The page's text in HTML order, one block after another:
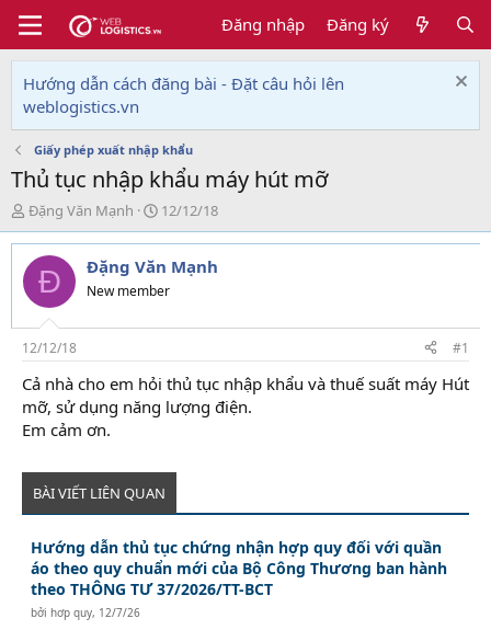
Đăng nhập Đăng ký
Hướng dẫn cách đăng bài - Đặt câu hỏi lên
weblogistics.vn
Giấy phép xuất nhập khẩu
Thủ tục nhập khẩu máy hút mỡ
T
h
r
e
d
s
t
a
r
t
e
Đặng Văn Mạnh
N
g
à
y
g
i
12/12/18
Đ Đặng Văn Mạnh
New member
12/12/18 #1
Cả nhà cho em hỏi thủ tục nhập khẩu và thuế suất máy Hút
mỡ, sử dụng năng lượng điện.
Em cảm ơn.
BÀI VIẾT LIÊN QUAN
Hướng dẫn thủ tục chứng nhận hợp quy đối với quần
áo theo quy chuẩn mới của Bộ Công Thương ban hành
theo THÔNG TƯ 37/2026/TT-BCT
bởihơp quy, 12/7/26